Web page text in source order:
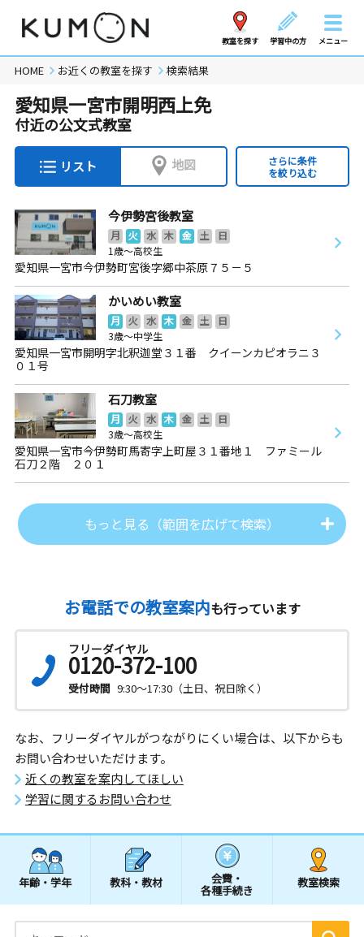
教室を探す 学習中の方 メニュー
HOME お近くの教室を探す 検索結果
愛知県一宮市開明西上免
付近の公文式教室
リスト 地図
さらに条件
を絞り込む
今伊勢宮後教室
月 火 水 木 金 土
日
1歳～高校生
愛知県一宮市今伊勢町宮後字郷中茶原７５－５
かいめい教室
月 火 水 木 金 土
日
3歳～中学生
愛知県一宮市開明字北釈迦堂３１番 クイーンカピオラニ３
０１号
石刀教室
月 火 水 木 金 土
日
3歳～高校生
愛知県一宮市今伊勢町馬寄字上町屋３１番地１ ファミール
石刀２階 ２０１
もっと見る（範囲を広げて検索）
お電話での教室案内も行っています
フリーダイヤル
0120-372-100
受付時間 9:30～17:30（土日、祝日除く）
なお、フリーダイヤルがつながりにくい場合は、以下からも
お問い合わせいただけます。
近くの教室を案内してほしい
学習に関するお問い合わせ
年齢・学年 教科・教材 会費・
各種手続き
教室検索